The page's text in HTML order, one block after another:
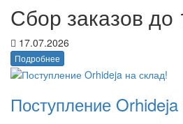
Сбор заказов до
17.07.2026
Подробнее
Поступление